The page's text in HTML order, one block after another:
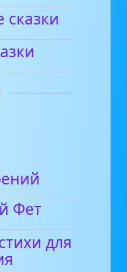
сказки
Фет
для